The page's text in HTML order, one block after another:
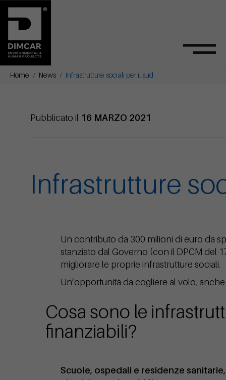
Home News Infrastrutture sociali per il sud
Pubblicato il 16 MARZO 2021
Infrastrutture
Un contributo da 300 milioni di euro da
stanziato dal Governo (con il DPCM del
migliorare le proprie infrastrutture sociali.
Un’opportunità da cogliere al volo,
Cosa sono le
finanziabili?
Scuole, ospedali e residenze